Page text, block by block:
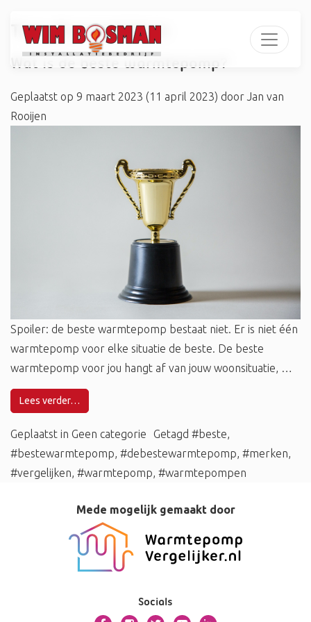
Tag:#vergelijken
Wat is de beste warmtepomp?
Geplaatst op 9 maart 2023 (11 april 2023) door Jan van
Rooijen
Spoiler: de beste warmtepomp bestaat niet. Er is niet één
warmtepomp voor elke situatie de beste. De beste
warmtepomp voor jou hangt af van jouw woonsituatie, …
Lees verder…
Geplaatst in Geen categorie Getagd #beste,
#bestewarmtepomp, #debestewarmtepomp, #merken,
#vergelijken, #warmtepomp, #warmtepompen
Mede mogelijk gemaakt door
Socials